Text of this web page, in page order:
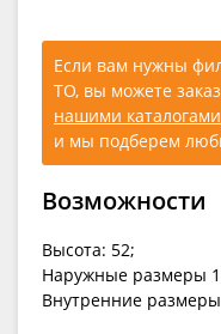
Если вам нужны
ТО, вы можете
нашими каталогами
и мы подберем
Возможности
Высота: 52;
Наружные размеры
Внутренние